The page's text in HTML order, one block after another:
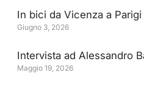
In bici da Vicenza a Parigi
Giugno 3, 2026
Intervista ad Alessandro
Maggio 19, 2026